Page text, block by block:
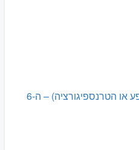
חג של ישוע לבוש הדר (חג היפע או הטרנספיגורציה) – ה-6